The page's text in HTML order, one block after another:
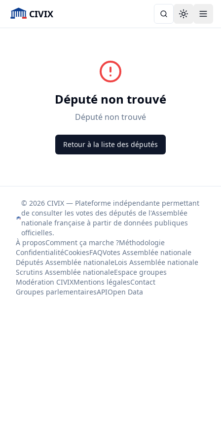
CIVIX Toggle
Député non trouvé
Député non trouvé
Retour à la liste des députés
© 2026 CIVIX — Plateforme indépendante permettant
de consulter les votes des députés de l'Assemblée
nationale française à partir de données publiques
officielles.
À proposComment ça marche ?Méthodologie
ConfidentialitéCookiesFAQVotes Assemblée nationale
Députés Assemblée nationaleLois Assemblée nationale
Scrutins Assemblée nationaleEspace groupes
Modération CIVIXMentions légalesContact
Groupes parlementairesAPIOpen Data